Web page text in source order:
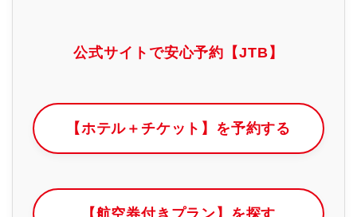
公式サイトで安心予約【JTB】
【ホテル＋チケット】を予約する